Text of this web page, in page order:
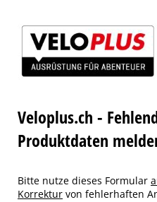
Veloplus.ch -
Produktdaten
Bitte nutze dieses Formular
Korrektur von fehlerhaften